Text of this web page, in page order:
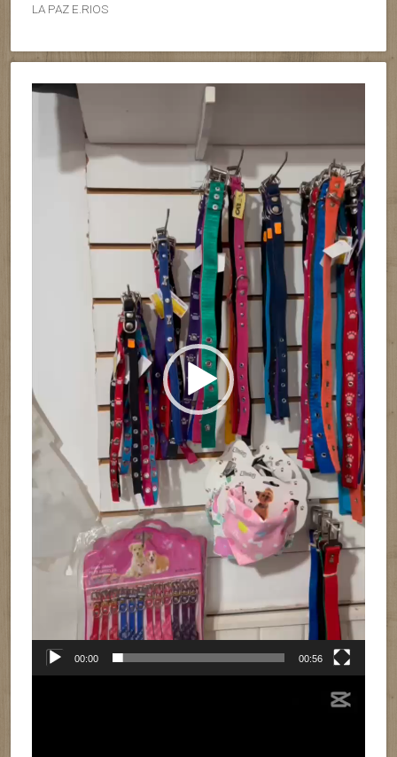
LA PAZ E.RIOS
Reproductor
00:00 00:56